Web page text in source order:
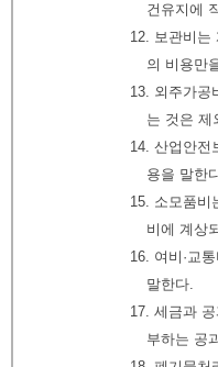
건유지에
12. 보관비는
의 비용만
13. 외주가공
는 것은
14. 산업안전
용을 말한
15. 소모품비
비에 계상
16. 여비·교
말한다.
17. 세금과
부하는 공